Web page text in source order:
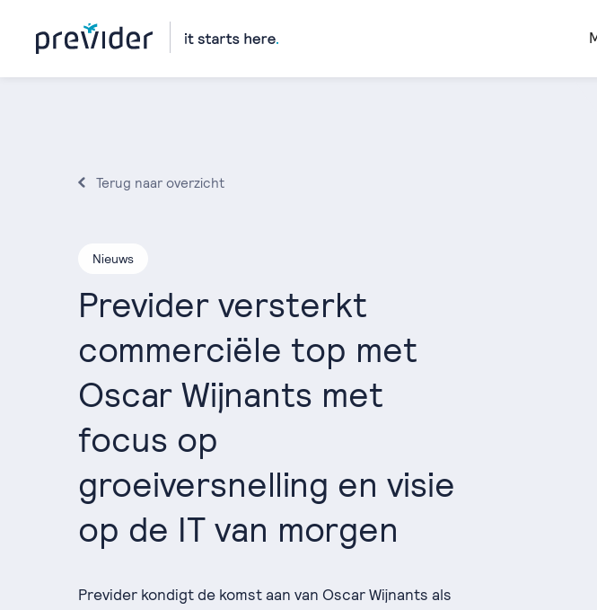
Terug naar overzicht
Nieuws
Previder versterkt
commerciële top met
Oscar Wijnants met
focus op
groeiversnelling en visie
op de IT van morgen
Previder kondigt de komst aan van Oscar Wijnants als